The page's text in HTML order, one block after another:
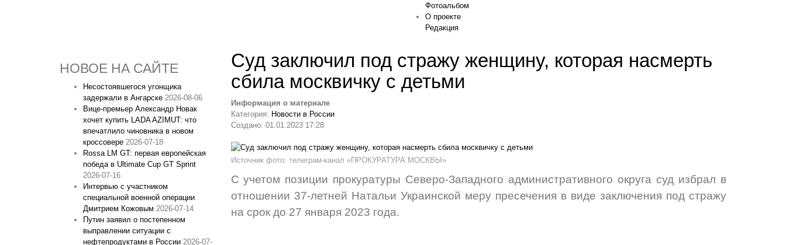
Фотоальбом
О проекте
Редакция
НОВОЕ НА САЙТЕ
Несостоявшегося угонщика
задержали в Ангарске 2026-08-06
Вице‑премьер Александр Новак
хочет купить LADA AZIMUT: что
впечатлило чиновника в новом
кроссовере 2026-07-18
Rossa LM GT: первая европейская
победа в Ultimate Cup GT Sprint
2026-07-16
Интервью с участником
специальной военной операции
Дмитрием Кожовым 2026-07-14
Путин заявил о постепенном
выправлении ситуации с
нефтепродуктами в России 2026-07-
Суд заключил под стражу женщину, которая насмерть
сбила москвичку с детьми
Информация о материале
Категория: Новости в России
Создано: 01.01.2023 17:28
Источник фото: телеграм-канал «ПРОКУРАТУРА МОСКВЫ»
С учетом позиции прокуратуры Северо-Западного административного округа суд избрал в
отношении 37-летней Натальи Украинской меру пресечения в виде заключения под стражу
на срок до 27 января 2023 года.